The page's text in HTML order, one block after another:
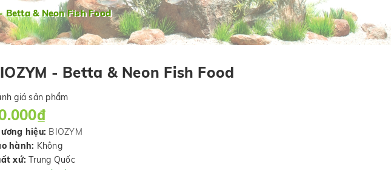
Betta & Neon Fish Food
- Betta & Neon Fish Food
giá sản phẩm
hiệu: BIOZYM
hành: Không
xứ: Trung Quốc